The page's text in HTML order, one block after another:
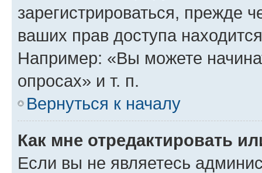
зарегистрироваться, прежде
ваших прав доступа
Например: «Вы можете
опросах» и т. п.
Вернуться к началу
Как мне отредактировать
Если вы не являетесь